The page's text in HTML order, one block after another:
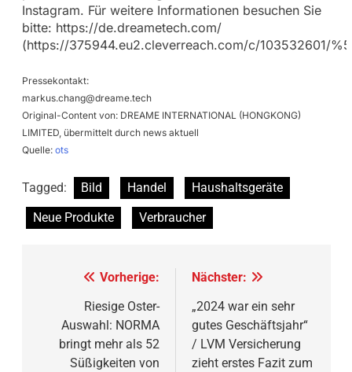
Instagram. Für weitere Informationen besuchen Sie
bitte: https://de.dreametech.com/
(https://375944.eu2.cleverreach.com/c/103532601/
Pressekontakt:
markus.chang@dreame.tech
Original-Content von: DREAME INTERNATIONAL (HONGKONG)
LIMITED, übermittelt durch news aktuell
Quelle: ots
Tagged: Bild Handel
Haushaltsgeräte
Neue Produkte
Verbraucher
Beitragsnavigation
Vorherige:
Riesige Oster-
Auswahl: NORMA
bringt mehr als 52
Süßigkeiten von
Nächster:
„2024 war ein sehr
gutes Geschäftsjahr“
/ LVM Versicherung
zieht erstes Fazit zum